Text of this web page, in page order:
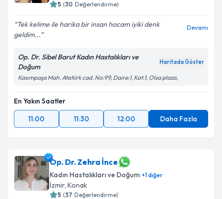
kapsamda işlenmesini kabul ediyorum.
5 (30 Değerlendirme)
Tek kelime ile harika bir insan hocam iyiki denk
geldim...
Devamı
Op. Dr. Sibel Barut Kadın Hastalıkları ve
Doğum
Haritada Göster
Kasımpaşa Mah. Atatürk cad. No:99, Daire:1, Kat:1, Olsa plaza,
En Yakın Saatler
11:00
11:30 12:00 Daha Fazla
Op. Dr. Zehra İnce
Kadın Hastalıkları ve Doğum +1diğer
İzmir, Konak
5 (37 Değerlendirme)